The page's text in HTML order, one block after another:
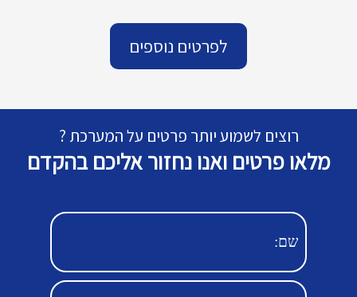
לפרטים נוספים
רוצים לשמוע יותר פרטים על המערכת ?
מלאו פרטים ואנו נחזור אליכם בהקדם